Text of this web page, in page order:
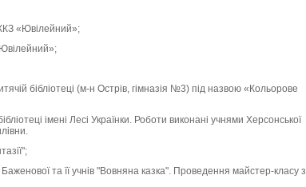
«Ювілейний»;
бібліотеці (м-н Острів, гімназія №3) під назвою «Кольорове
імені Лесі Українки. Роботи виконані учнями Херсонської
та її учнів "Вовняна казка". Проведення майстер-класу з